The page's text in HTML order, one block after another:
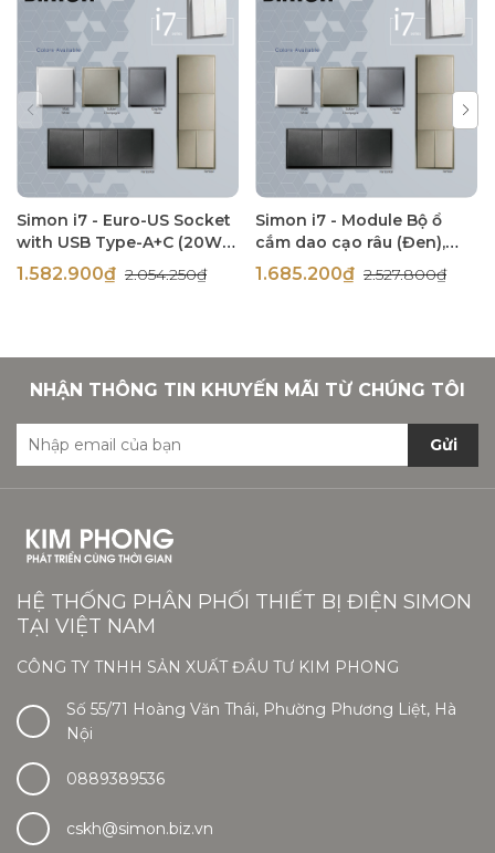
Simon i7 - Euro-US Socket
with USB Type-A+C (20W),
(Đen), 71E7251-26
1.582.900₫ 2.054.250₫
Simon i7 - Module Bộ ổ
cắm dao cạo râu (Đen),
714504-26
1.685.200₫ 2.527.800₫
NHẬN THÔNG TIN KHUYẾN MÃI TỪ CHÚNG TÔI
Gửi
HỆ THỐNG PHÂN PHỐI THIẾT BỊ ĐIỆN SIMON
TẠI VIỆT NAM
CÔNG TY TNHH SẢN XUẤT ĐẦU TƯ KIM PHONG
Số 55/71 Hoàng Văn Thái, Phường Phương Liệt, Hà
Nội
0889389536
cskh@simon.biz.vn